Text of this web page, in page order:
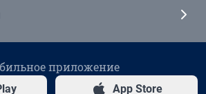
приложение
App Store